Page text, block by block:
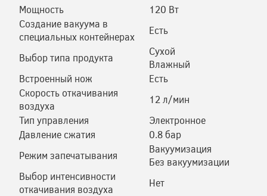
Мощность
120 Вт
Создание вакуума в
специальных контейнерах
Есть
Выбор типа продукта
Сухой
Влажный
Встроенный нож
Есть
Скорость откачивания
воздуха
12 л/мин
Тип управления
Электронное
Давление сжатия
0.8 бар
Режим запечатывания
Вакуумизация
Без вакуумизации
Выбор интенсивности
откачивания воздуха
Нет